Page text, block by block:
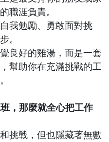
職涯負責。
我勉勵、勇敢面對挑
。
良好的雞湯， 而是一套
幫助你在充滿挑戰的工
，那麼就全心把工作
挑戰，但也隱藏著無數